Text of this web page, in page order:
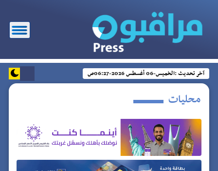
آخر تحديث :الخميس-06 أغسطس 2026-06:27ص
محليات